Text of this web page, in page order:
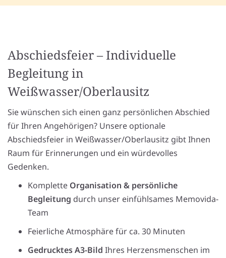
Abschiedsfeier – Individuelle
Begleitung in
Weißwasser/Oberlausitz
Sie wünschen sich einen ganz persönlichen Abschied
für Ihren Angehörigen? Unsere optionale
Abschiedsfeier in Weißwasser/Oberlausitz gibt Ihnen
Raum für Erinnerungen und ein würdevolles
Gedenken.
Komplette Organisation & persönliche
Begleitung durch unser einfühlsames Memovida-
Team
Feierliche Atmosphäre für ca. 30 Minuten
Gedrucktes A3-Bild Ihres Herzensmenschen im